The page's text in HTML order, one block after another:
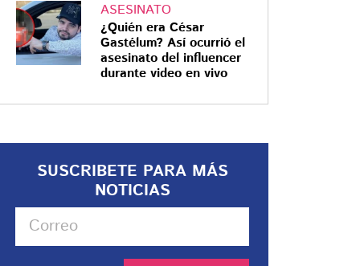
ASESINATO
¿Quién era César
Gastélum? Así ocurrió el
asesinato del influencer
durante video en vivo
SUSCRIBETE PARA MÁS
NOTICIAS